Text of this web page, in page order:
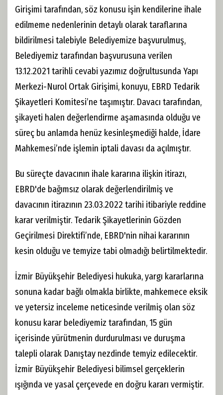
Girişimi tarafından, söz konusu işin kendilerine ihale
edilmeme nedenlerinin detaylı olarak taraflarına
bildirilmesi talebiyle Belediyemize başvurulmuş,
Belediyemiz tarafından başvurusuna verilen
13.12.2021 tarihli cevabi yazımız doğrultusunda Yapı
Merkezi-Nurol Ortak Girişimi, konuyu, EBRD Tedarik
Şikayetleri Komitesi’ne taşımıştır. Davacı tarafından,
şikayeti halen değerlendirme aşamasında olduğu ve
süreç bu anlamda henüz kesinleşmediği halde, İdare
Mahkemesi’nde işlemin iptali davası da açılmıştır.
Bu süreçte davacının ihale kararına ilişkin itirazı,
EBRD'de bağımsız olarak değerlendirilmiş ve
davacının itirazının 23.03.2022 tarihi itibariyle reddine
karar verilmiştir. Tedarik Şikayetlerinin Gözden
Geçirilmesi Direktifi’nde, EBRD'nin nihai kararının
kesin olduğu ve temyize tabi olmadığı belirtilmektedir.
İzmir Büyükşehir Belediyesi hukuka, yargı kararlarına
sonuna kadar bağlı olmakla birlikte, mahkemece eksik
ve yetersiz inceleme neticesinde verilmiş olan söz
konusu karar belediyemiz tarafından, 15 gün
içerisinde yürütmenin durdurulması ve duruşma
talepli olarak Danıştay nezdinde temyiz edilecektir.
İzmir Büyükşehir Belediyesi bilimsel gerçeklerin
ışığında ve yasal çerçevede en doğru kararı vermiştir.